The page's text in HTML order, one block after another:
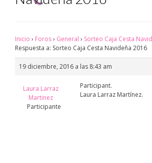
Inicio › Foros› General › Sorteo Caja Cesta
Respuesta a: Sorteo Caja Cesta Navideña 2016
19 diciembre, 2016 a las 8:43 am
Laura Larraz
Martinez
Participante
Participant.
Laura Larraz Martínez.